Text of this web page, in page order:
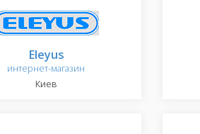
Eleyus
интернет-магазин
Киев